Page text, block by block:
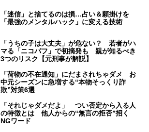
「迷信」と捨てるのは損…占い＆願掛けを
「最強のメンタルハック」に変える技術
「うちの子は大丈夫」が危ない？ 若者がハ
マる「ニコパフ」で初摘発も 親が知るべき
3つのリスク【元刑事が解説】
「荷物の不在通知」にだまされちゃダメ お
中元シーズンに急増する“本物そっくり詐
欺”対策6選
「それじゃダメだよ」 つい否定から入る人
の特徴とは 他人からの“無言の拒否”招く
NGワード